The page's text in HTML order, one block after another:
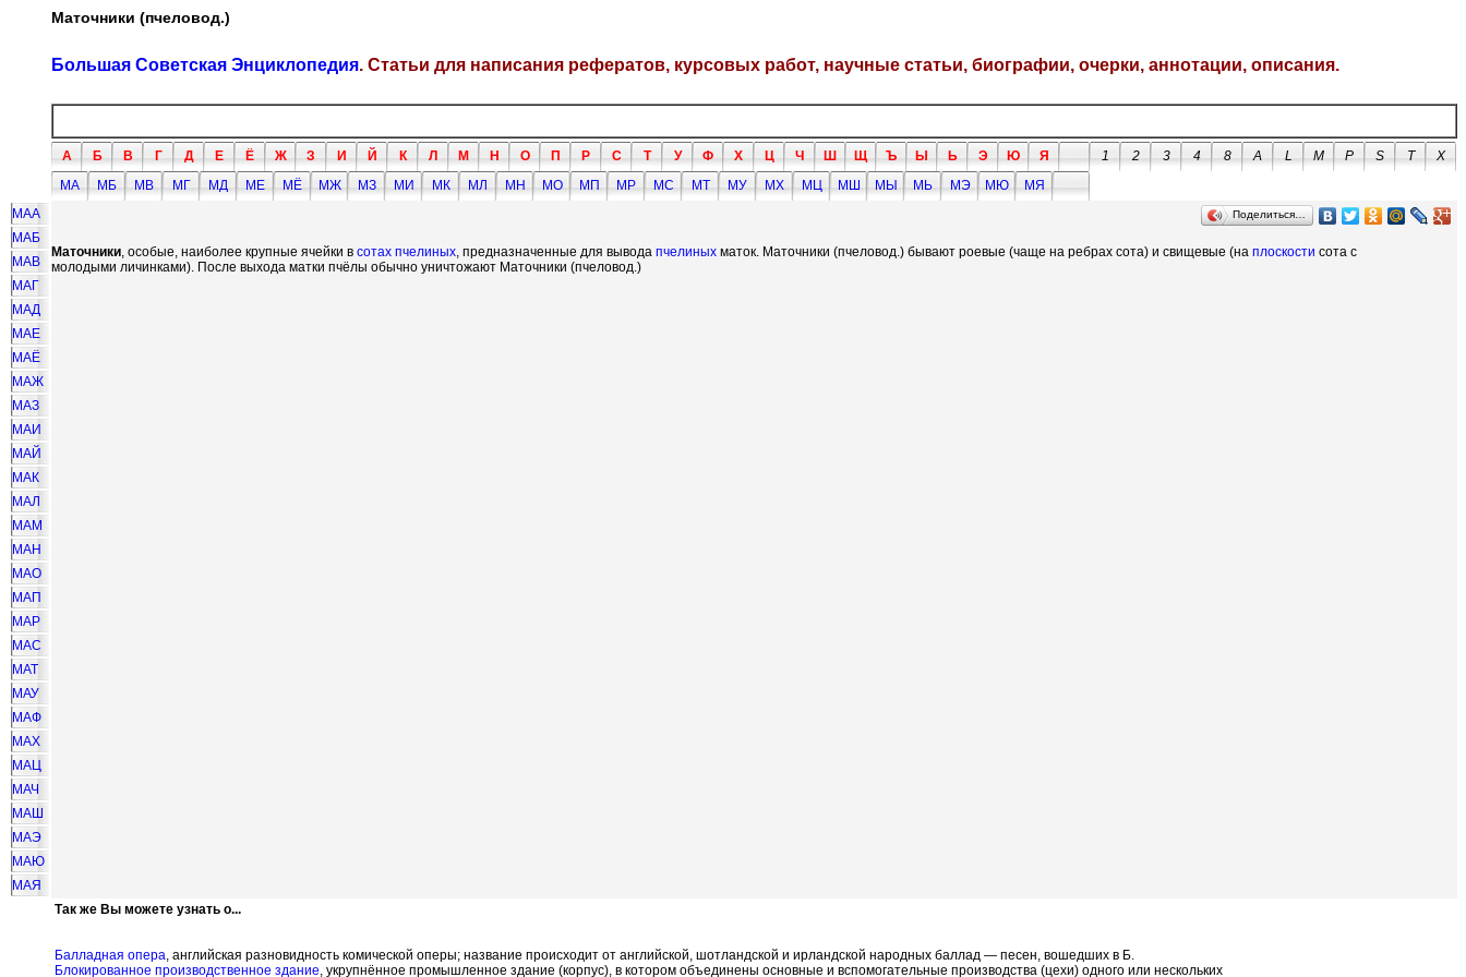
Маточники (пчеловод.)
Большая Советская Энциклопедия. Статьи для написания рефератов, курсовых работ, научные статьи, биографии, очерки, аннотации, описания.
А Б В Г Д Е Ё Ж З И Й К Л М Н О П Р С Т У Ф Х Ц Ч Ш Щ Ъ Ы Ь Э Ю Я 1 2 3 4 8 A L M P S T
X
МА
МБ МВ МГ МД МЕ МЁ МЖ МЗ МИ МК МЛ МН МО МП МР МС МТ МУ МХ МЦ МШ МЫ МЬ МЭ МЮ
МЯ
МАА
МАБ
МАВ
МАГ
МАД
МАЕ
МАЁ
МАЖ
МАЗ
МАИ
МАЙ
МАК
МАЛ
МАМ
МАН
МАО
МАП
МАР
МАС
МАТ
МАУ
МАФ
МАХ
МАЦ
МАЧ
МАШ
МАЭ
МАЮ
МАЯ
Поделиться…
Маточники, особые, наиболее крупные ячейки в сотах пчелиных, предназначенные для вывода пчелиных маток. Маточники (пчеловод.) бывают роевые (чаще на ребрах сота) и свищевые (на плоскости сота с
молодыми личинками). После выхода матки пчёлы обычно уничтожают Маточники (пчеловод.)
Так же Вы можете узнать о...
Балладная опера, английская разновидность комической оперы; название происходит от английской, шотландской и ирландской народных баллад — песен, вошедших в Б.
Блокированное производственное здание, укрупнённое промышленное здание (корпус), в котором объединены основные и вспомогательные производства (цехи) одного или нескольких